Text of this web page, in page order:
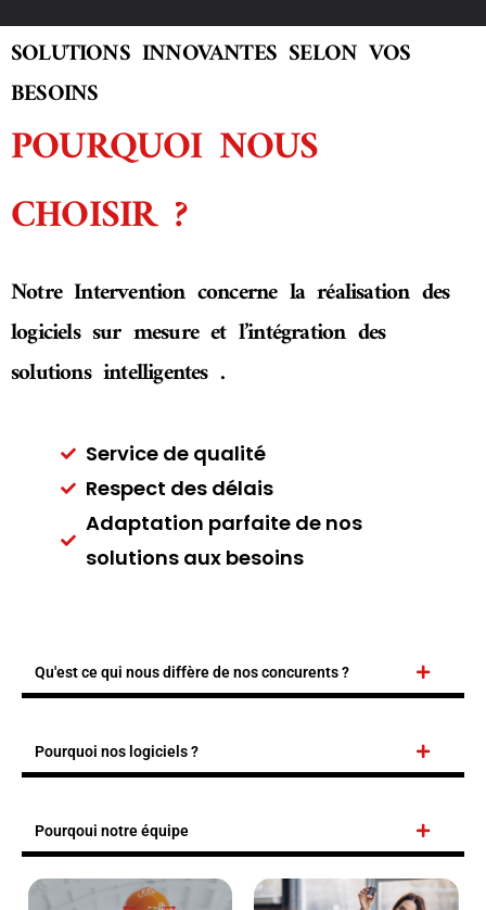
SOLUTIONS INNOVANTES SELON VOS
BESOINS
POURQUOI NOUS
CHOISIR ?
Notre Intervention concerne la réalisation des
logiciels sur mesure et l’intégration des
solutions intelligentes .
Service de qualité
Respect des délais
Adaptation parfaite de nos
solutions aux besoins
Qu'est ce qui nous diffère de nos concurents ?
Pourquoi nos logiciels ?
Pourqoui notre équipe